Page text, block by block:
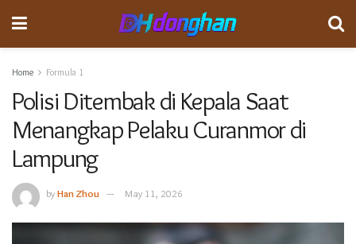
Home Formula 1
Polisi Ditembak di Kepala Saat
Menangkap Pelaku Curanmor di
Lampung
byHan Zhou May 11, 2026